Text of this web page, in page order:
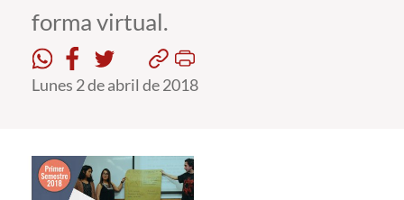
Estudiantes
Académicos
Funcionarios
forma virtual.
Lunes 2 de abril de 2018